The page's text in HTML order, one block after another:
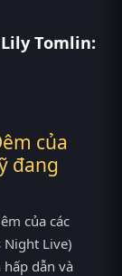
Tomlin:
của
đang
của các
Night Live)
dẫn và